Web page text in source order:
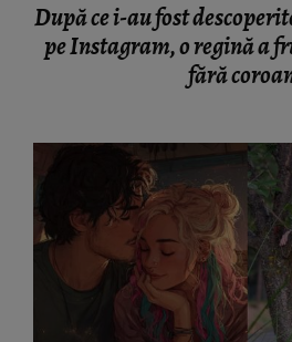
După ce i-au fost
pe Instagram, o regină a
fără